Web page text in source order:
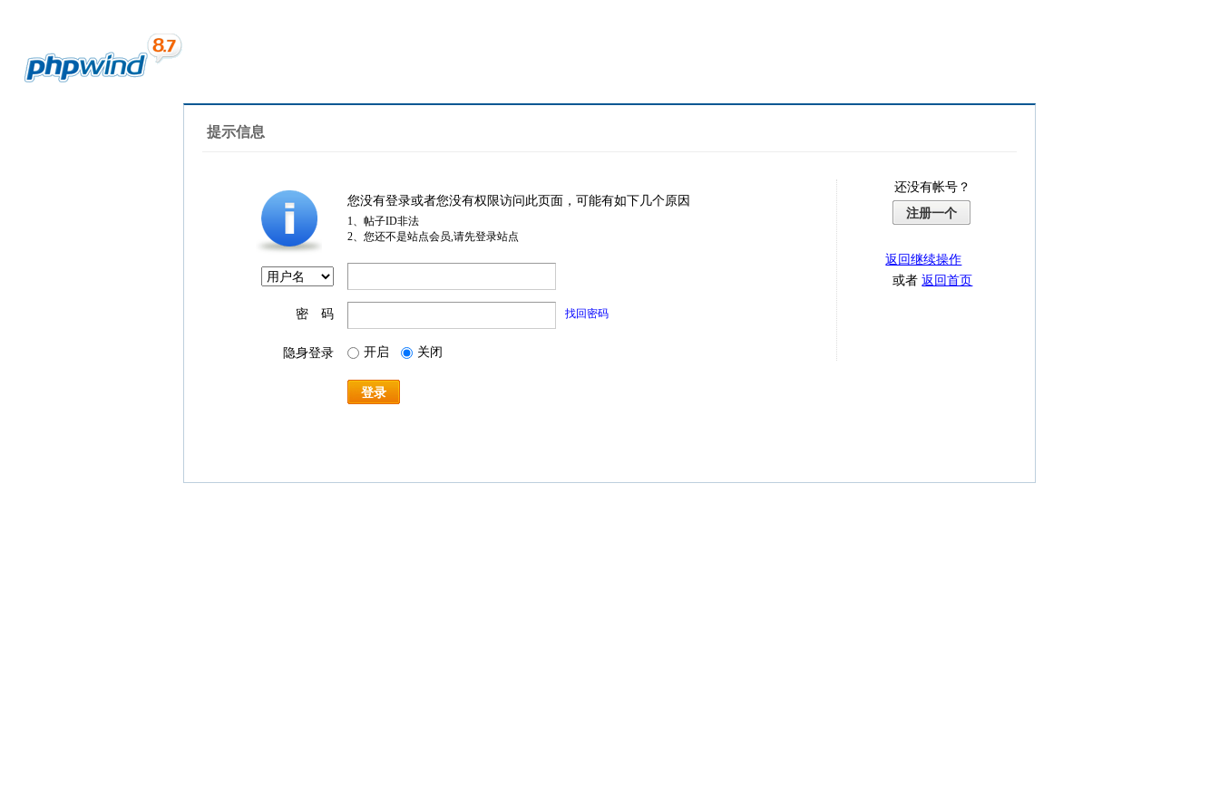
提示信息
您没有登录或者您没有权限访问此页面，可能有如下几个原因
1、帖子ID非法
2、您还不是站点会员,请先登录站点
密 码 找回密码
隐身登录 开启 关闭
登录
还没有帐号？
注册一个
返回继续操作
或者返回首页